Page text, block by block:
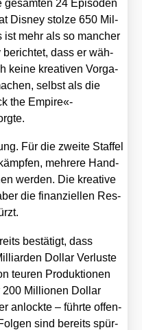
gesam­ten 24 Epi­so­den
Dis­ney stol­ze 650 Mil­
ist mehr als so man­cher
berich­tet, dass er wäh­
kei­ne krea­ti­ven Vor­ga­
selbst als die
the Empire«-
Für die zwei­te Staf­fel
meh­re­re Hand­
wer­den. Die krea­ti­ve
die finan­zi­el­len Res­
bestä­tigt, dass
Dol­lar Ver­lus­te
teu­ren Pro­duk­tio­nen
Mil­lio­nen Dol­lar
anlock­te – führ­te offen­
sind bereits spür­